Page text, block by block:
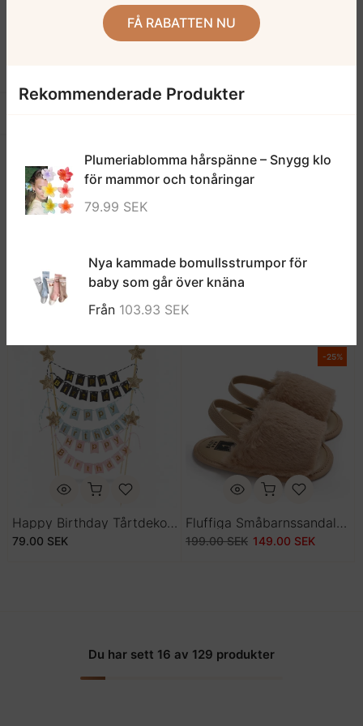
FÅ RABATTEN NU
Rekommenderade Produkter
Plumeriablomma hårspänne – Snygg klo
för mammor och tonåringar
79.99 SEK
Nya kammade bomullsstrumpor för
baby som går över knäna
Från 103.93 SEK
Musslinset Med Skjorta Och Shorts
269.00 SEK
Prinsesskor Med Blomspets
449.00 SEK 329.00 SEK
Happy Birthday Tårtdekoration Banner
79.00 SEK
-25%
Fluffiga Småbarnssandaler Med Hälrem
199.00 SEK 149.00 SEK
Du har sett 16 av 129 produkter